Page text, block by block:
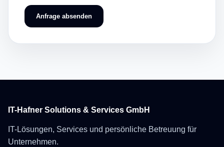
Anfrage absenden
IT-Hafner Solutions & Services GmbH
IT-Lösungen, Services und persönliche Betreuung für
Unternehmen.